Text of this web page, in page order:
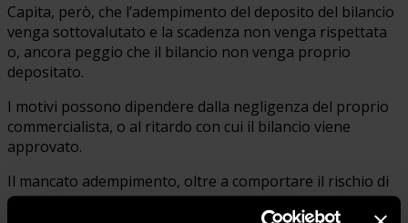
Capita, però, che l’adempimento del deposito del bilancio
venga sottovalutato e la scadenza non venga rispettata
o, ancora peggio che il bilancio non venga proprio
depositato.
I motivi possono dipendere dalla negligenza del proprio
commercialista, o al ritardo con cui il bilancio viene
approvato.
Il mancato adempimento, oltre a comportare il rischio di
sanzioni, rappresenta un campanello d’allarme, che mina